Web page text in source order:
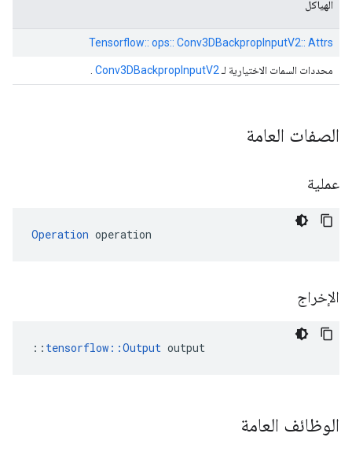
الهياكل
Tensorflow:: ops:: Conv3DBackpropInputV2:: Attrs
محددات السمات الاختيارية لـ Conv3DBackpropInputV2
الصفات العامة
عملية
Operation operation
الإخراج
:: tensorflow::Output output
الوظائف العامة